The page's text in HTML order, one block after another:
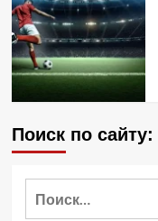
Поиск по сайту: